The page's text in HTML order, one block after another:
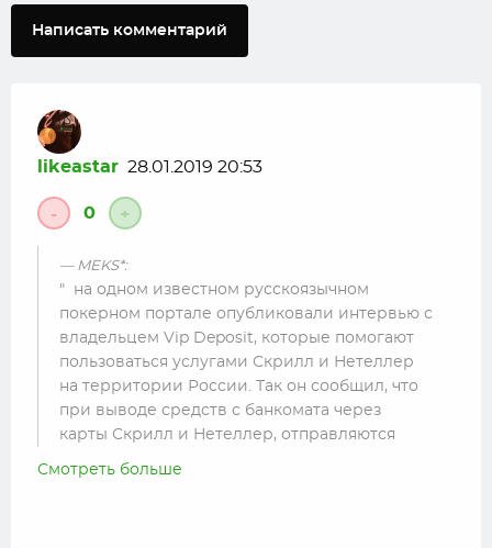
Написать комментарий
likeastar 28.01.2019 20:53
- 0 +
MEKS*:
на одном известном русскоязычном
покерном портале опубликовали интервью с
владельцем Vip Deposit, которые помогают
пользоваться услугами Скрилл и Нетеллер
на территории России. Так он сообщил, что
при выводе средств с банкомата через
карты Скрилл и Нетеллер, отправляются
данные по балансу в банк, где хранятся
Смотреть больше